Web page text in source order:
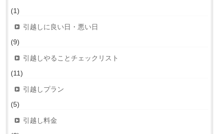
(1)
引越しに良い日・悪い日
(9)
引越しやることチェックリスト
(11)
引越しプラン
(5)
引越し料金